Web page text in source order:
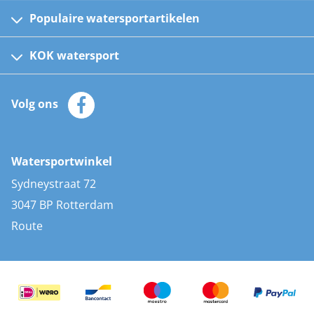
Populaire watersportartikelen
Kinder reddingsvesten
Automatische reddingsvesten
Zeilkleding
Zonnepanelen
AIS transponders
Stootwillen en fenders
Bootkussens
Zwemtrappen
KOK watersport
Klantenservice
Merken
Volg ons
Watersportwinkel
Sydneystraat 72
3047 BP Rotterdam
Route